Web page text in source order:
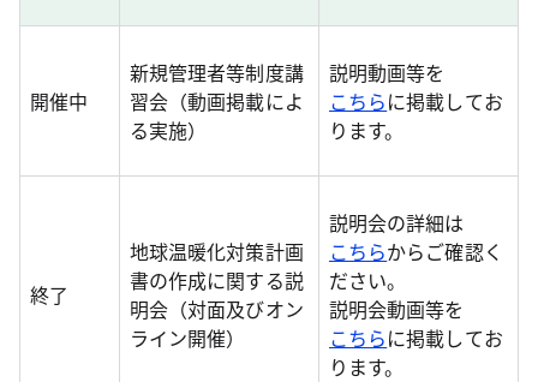
開催中
新規管理者等制度講
習会（動画掲載によ
る実施）
説明動画等を
こちらに掲載してお
ります。
終了
地球温暖化対策計画
書の作成に関する説
明会（対面及びオン
ライン開催）
説明会の詳細は
こちらからご確認く
ださい。
説明会動画等を
こちらに掲載してお
ります。